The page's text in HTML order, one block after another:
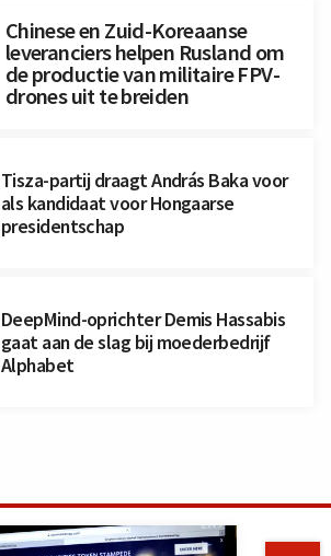
Chinese en Zuid-Koreaanse
leveranciers helpen Rusland om
de productie van militaire FPV-
drones uit te breiden
Tisza-partij draagt András Baka voor
als kandidaat voor Hongaarse
presidentschap
DeepMind-oprichter Demis Hassabis
gaat aan de slag bij moederbedrijf
Alphabet